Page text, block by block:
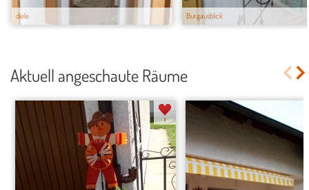
diele Burgausblick
Aktuell angeschaute Räume
1